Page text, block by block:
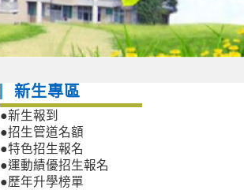
新生專區
●新生報到
●招生管道名額
●特色招生報名
●運動績優招生報名
●歷年升學榜單